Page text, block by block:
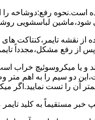
است.نحوه رﻓﻊ:دوشاخه
لباسشویی
از ﻧﻘﺸﻪ ﺗﺎﯾﻤﺮ،ﮐﻨﺘﺎﮐﺖ
از رﻓﻊ مشکل،مجدداً ﺗﺎﯾﻤﺮ
و ﯾﺎ ﻣﯿﮑﺮوﺳﻮﺋﯿﭻ ﺧﺮاب
دو ﺳﯿﻢ را ﺑﻪ اﻫﻢ
آن را ﺗﺴﺖ
ﺧﺒﺮ مستقیماً ﺑﻪ ﮐﻠﯿﺪ